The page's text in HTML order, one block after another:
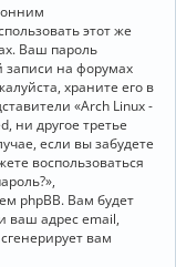
этот же
Ваш пароль
записи на форумах
храните его в
«Arch Linux -
ни другое третье
если вы забудете
воспользоваться
phpBB. Вам будет
ваш адрес email,
вам